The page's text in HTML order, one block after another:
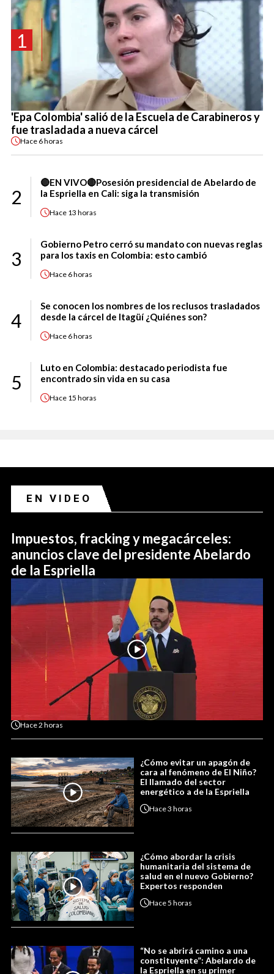
1
'Epa Colombia' salió de la Escuela de Carabineros y
fue trasladada a nueva cárcel
Hace 6 horas
2
🔴EN VIVO🔴Posesión presidencial de Abelardo de
la Espriella en Cali: siga la transmisión
Hace 13 horas
3
Gobierno Petro cerró su mandato con nuevas reglas
para los taxis en Colombia: esto cambió
Hace 6 horas
4
Se conocen los nombres de los reclusos trasladados
desde la cárcel de Itagüí ¿Quiénes son?
Hace 6 horas
5
Luto en Colombia: destacado periodista fue
encontrado sin vida en su casa
Hace 15 horas
EN VIDEO
Impuestos, fracking y megacárceles:
anuncios clave del presidente Abelardo
de la Espriella
Hace2 horas
¿Cómo evitar un apagón de
cara al fenómeno de El Niño?
El llamado del sector
energético a de la Espriella
Hace3 horas
¿Cómo abordar la crisis
humanitaria del sistema de
salud en el nuevo Gobierno?
Expertos responden
Hace5 horas
“No se abrirá camino a una
constituyente”: Abelardo de
la Espriella en su primer